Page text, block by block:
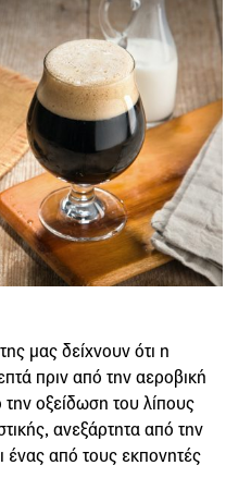
μας δείχνουν ότι η
πριν από την αεροβική
οξείδωση του λίπους
ανεξάρτητα από την
από τους εκπονητές